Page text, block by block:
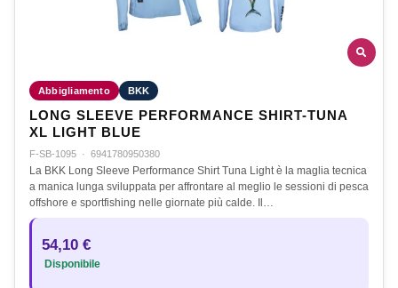
Abbigliamento BKK
LONG SLEEVE PERFORMANCE SHIRT-TUNA
XL LIGHT BLUE
F-SB-1095 · 6941780950380
La BKK Long Sleeve Performance Shirt Tuna Light è la maglia tecnica
a manica lunga sviluppata per affrontare al meglio le sessioni di pesca
offshore e sportfishing nelle giornate più calde. Il…
54,10 €
Disponibile